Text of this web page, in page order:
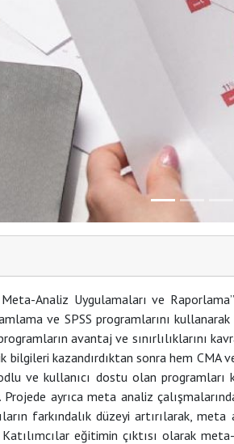
Analiz Uygulamaları ve
ve SPSS programlarını
avantaj ve sınırlılıklarını
kazandırdıktan sonra hem CMA
ve kullanıcı dostu olan
Projede ayrıca meta analiz
farkındalık düzeyi artırılarak,
eğitimin çıktısı olarak